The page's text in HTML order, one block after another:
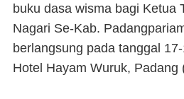
buku dasa wisma bagi Ketua
Nagari Se-Kab.
berlangsung pada tanggal
Hotel Hayam Wuruk, Padang